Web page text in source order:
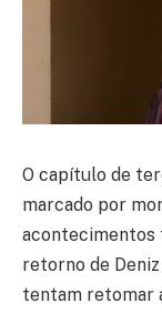
O capítulo de
marcado por
acontecimentos
retorno de
tentam retomar